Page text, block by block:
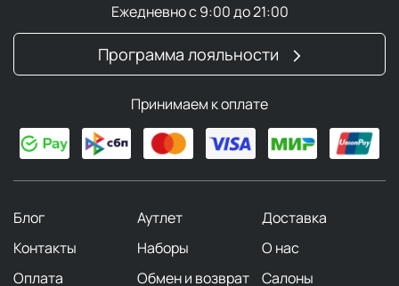
Ежедневно с 9:00 до 21:00
Программа лояльности
Принимаем к оплате
Блог Аутлет
Доставка
Контакты
Наборы
О нас
Оплата
Обмен и возврат Салоны